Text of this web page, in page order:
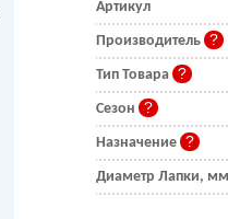
Артикул
Производитель
Тип Товара
Сезон
Назначение
Диаметр Лапки,